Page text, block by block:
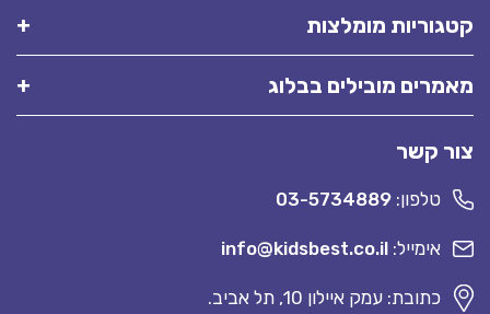
קטגוריות מומלצות
מאמרים מובילים בבלוג
צור קשר
טלפון: 03-5734889
אימייל: info@kidsbest.co.il
כתובת: עמק איילון 10, תל אביב.